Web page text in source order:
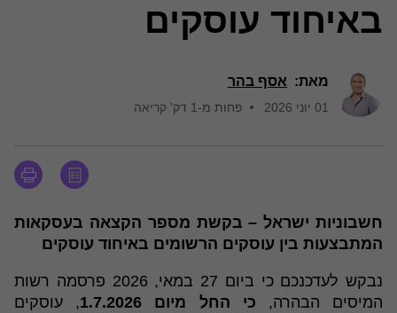
באיחוד עוסקים
מאת: אסף בהר
01 יוני 2026 פחות מ-1 דק' קריאה
חשבוניות ישראל – בקשת מספר הקצאה בעסקאות
המתבצעות בין עוסקים הרשומים באיחוד עוסקים
נבקש לעדכנכם כי ביום 27 במאי, 2026 פרסמה רשות
המיסים הבהרה, כי החל מיום 1.7.2026
, עוסקים